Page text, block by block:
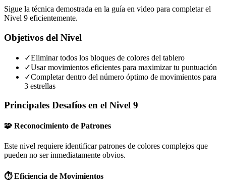
Sigue la técnica demostrada en la guía en video para completar el
Nivel 9 eficientemente.
Objetivos del Nivel
✓Eliminar todos los bloques de colores del tablero
✓Usar movimientos eficientes para maximizar tu puntuación
✓Completar dentro del número óptimo de movimientos para
3 estrellas
Principales Desafíos en el Nivel 9
🧩 Reconocimiento de Patrones
Este nivel requiere identificar patrones de colores complejos que
pueden no ser inmediatamente obvios.
⏱️ Eficiencia de Movimientos